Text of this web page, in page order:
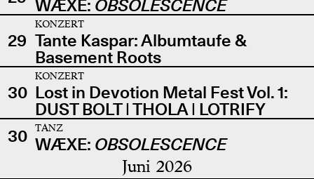
WÆXE: OBSOLESCENCE
29
KONZERT
Tante Kaspar: Albumtaufe &
Basement Roots
30
KONZERT
Lost in Devotion Metal Fest Vol. 1:
DUST BOLT | THOLA | LOTRIFY
30
TANZ
WÆXE: OBSOLESCENCE
Juni 2026